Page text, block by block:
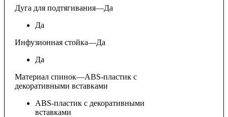
Дуга для подтягивания—Да
Да
Инфузионная стойка—Да
Да
Материал спинок—ABS-пластик с
декоративными вставками
ABS-пластик с декоративными
вставками